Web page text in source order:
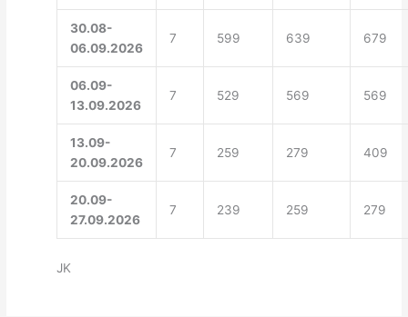
30.08-
06.09.2026
7 599 639 679
06.09-
13.09.2026
7 529 569 569
13.09-
20.09.2026
7 259 279 409
20.09-
27.09.2026
7 239 259 279
JK